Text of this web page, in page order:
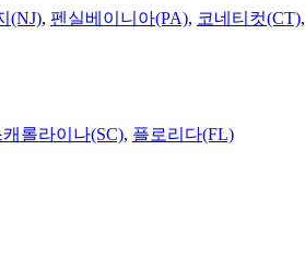
(NJ), 펜실베이니아(PA), 코네티컷(CT),
롤라이나(SC), 플로리다(FL)